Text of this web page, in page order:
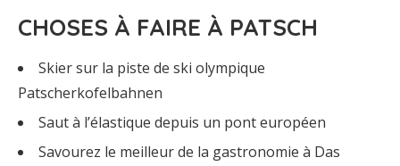
CHOSES À FAIRE À PATSCH
Skier sur la piste de ski olympique
Patscherkofelbahnen
Saut à l’élastique depuis un pont européen
Savourez le meilleur de la gastronomie à Das